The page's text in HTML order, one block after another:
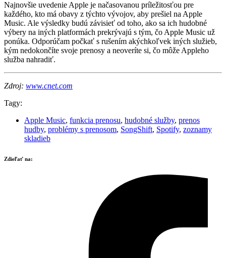
Najnovšie uvedenie Apple je načasovanou príležitosťou pre
každého, kto má obavy z týchto vývojov, aby prešiel na Apple
Music. Ale výsledky budú závisieť od toho, ako sa ich hudobné
výbery na iných platformách prekrývajú s tým, čo Apple Music už
ponúka. Odporúčam počkať s rušením akýchkoľvek iných služieb,
kým nedokončíte svoje prenosy a neoveríte si, čo môže Appleho
služba nahradiť.
Zdroj: www.cnet.com
Tagy:
Apple Music, funkcia prenosu, hudobné služby, prenos
hudby, problémy s prenosom, SongShift, Spotify, zoznamy
skladieb
Zdieľať na: